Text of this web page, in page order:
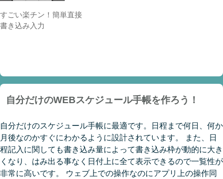
すごい楽チン！簡単直接
書き込み入力
自分だけのWEBスケジュール手帳を作ろう！
自分だけのスケジュール手帳に最適です。日程まで何日、何か
月後なのかすぐにわかるように設計されています。 また、日
程記入に関しても書き込み量によって書き込み枠が動的に大き
くなり、はみ出る事なく日付上に全て表示できるので一覧性が
非常に高いです。 ウェブ上での操作なのにアプリ上の操作同